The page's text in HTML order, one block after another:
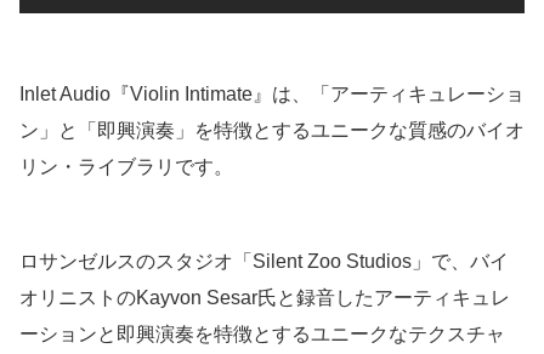
Inlet Audio『Violin Intimate』は、「アーティキュレーショ
ン」と「即興演奏」を特徴とするユニークな質感のバイオ
リン・ライブラリです。
ロサンゼルスのスタジオ「Silent Zoo Studios」で、バイ
オリニストのKayvon Sesar氏と録音したアーティキュレ
ーションと即興演奏を特徴とするユニークなテクスチャ